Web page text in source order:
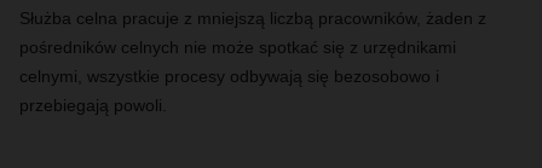
Służba celna pracuje z mniejszą liczbą pracowników, żaden z
pośredników celnych nie może spotkać się z urzędnikami
celnymi, wszystkie procesy odbywają się bezosobowo i
przebiegają powoli.